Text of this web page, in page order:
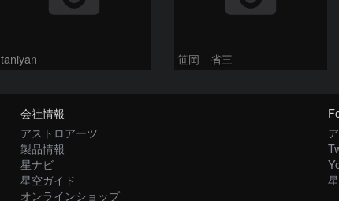
taniyan 笹岡 省三
会社情報
アストロアーツ
製品情報
星ナビ
星空ガイド
オンラインショップ